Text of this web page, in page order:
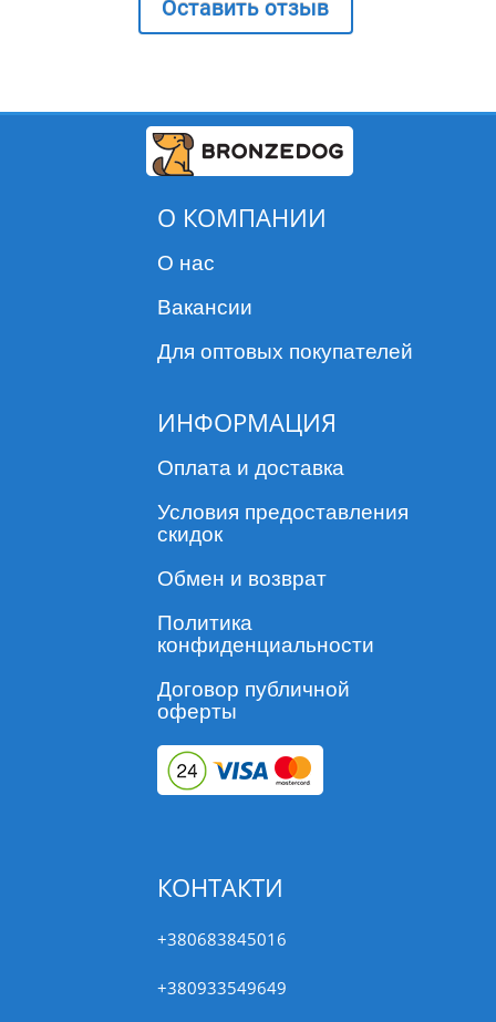
Оставить отзыв
О КОМПАНИИ
О нас
Вакансии
Для оптовых покупателей
ИНФОРМАЦИЯ
Оплата и доставка
Условия предоставления
скидок
Обмен и возврат
Политика
конфиденциальности
Договор публичной
оферты
КОНТАКТИ
+380683845016
+380933549649